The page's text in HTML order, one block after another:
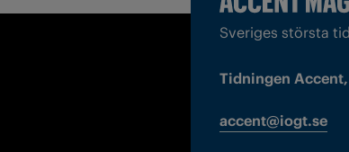
Sveriges största
Tidningen
accent@iogt.se